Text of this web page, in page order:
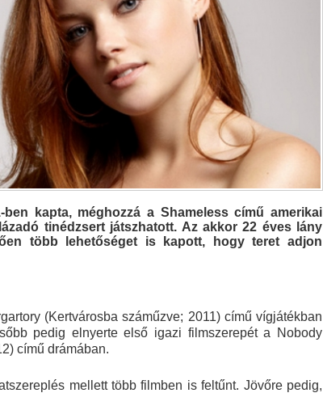
kapta, méghozzá a Shameless című amerikai
tinédzsert játszhatott. Az akkor 22 éves lány
több lehetőséget is kapott, hogy teret adjon
(Kertvárosba száműzve; 2011) című vígjátékban
pedig elnyerte első igazi filmszerepét a Nobody
című drámában.
mellett több filmben is feltűnt. Jövőre pedig,